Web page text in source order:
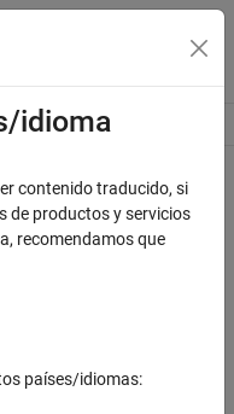
navegación
idioma
contenido traducido, si
de productos y servicios
recomendamos que
países/idiomas: